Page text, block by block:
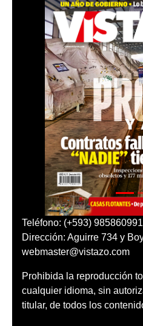
Teléfono: (+593)
Dirección: Aguirre 734 y
webmaster@vistazo.com
Prohibida la reproducción
cualquier idioma, sin
titular, de todos los